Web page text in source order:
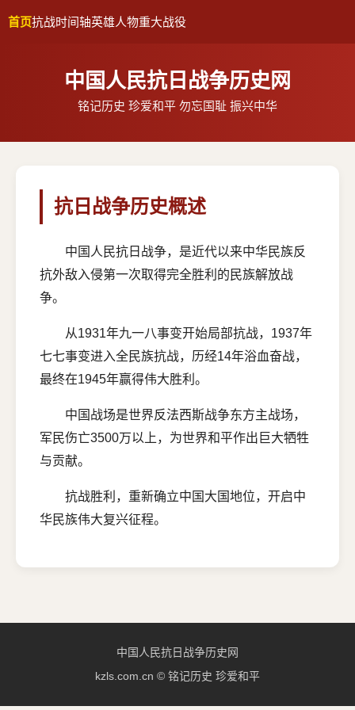
首页抗战时间轴英雄人物重大战役
中国人民抗日战争历史网
铭记历史 珍爱和平 勿忘国耻 振兴中华
抗日战争历史概述
中国人民抗日战争，是近代以来中华民族反
抗外敌入侵第一次取得完全胜利的民族解放战
争。
从1931年九一八事变开始局部抗战，1937年
七七事变进入全民族抗战，历经14年浴血奋战，
最终在1945年赢得伟大胜利。
中国战场是世界反法西斯战争东方主战场，
军民伤亡3500万以上，为世界和平作出巨大牺牲
与贡献。
抗战胜利，重新确立中国大国地位，开启中
华民族伟大复兴征程。
中国人民抗日战争历史网
kzls.com.cn © 铭记历史 珍爱和平